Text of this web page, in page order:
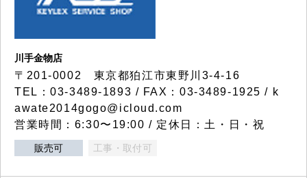
川手金物店
〒201-0002 東京都狛江市東野川3-4-16
TEL：03-3489-1893 / FAX：03-3489-1925 / k
awate2014gogo@icloud.com
営業時間：6:30〜19:00 / 定休日：土・日・祝
販売可 工事・取付可